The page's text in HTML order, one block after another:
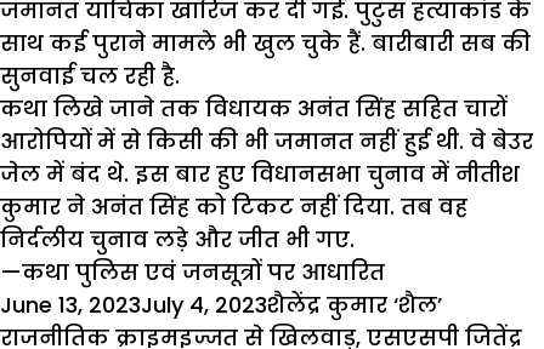
जमानत याचिका खारिज कर दी गई. पुटुस हत्याकांड के
साथ कई पुराने मामले भी खुल चुके हैं. बारीबारी सब की
सुनवाई चल रही है.
कथा लिखे जाने तक विधायक अनंत सिंह सहित चारों
आरोपियों में से किसी की भी जमानत नहीं हुई थी. वे बेउर
जेल में बंद थे. इस बार हुए विधानसभा चुनाव में नीतीश
कुमार ने अनंत सिंह को टिकट नहीं दिया. तब वह
निर्दलीय चुनाव लड़े और जीत भी गए.
—कथा पुलिस एवं जनसूत्रों पर आधारित
Posted
on
June 13, 2023July 4, 2023Author
शैलेंद्र कुमार ‘शैल’
राजनीतिक क्राइमTags
इज्जत से खिलवाड़, एसएसपी जितेंद्र